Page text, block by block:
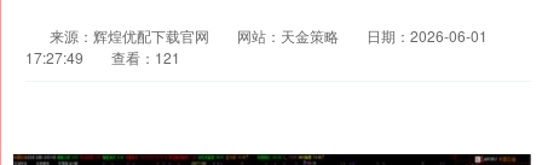
来源：辉煌优配下载官网 网站：天金策略
日期：2026-06-01
17:27:49
查看：121